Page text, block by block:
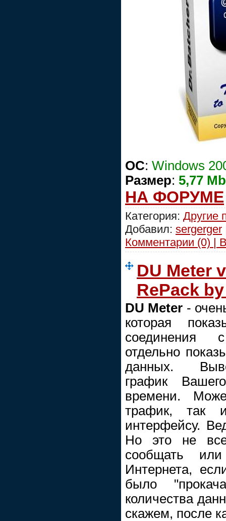
ОС: Windows
Размер: 5,77 Мb
НА ФОРУМЕ
Категория: Другие
Добавил: sergerger
Комментарии (0) |
DU Meter
RePack
DU Meter -
которая
соединения
отдельно
данных.
график
времени.
трафик, так
интерфейсу.
Но это не
сообщать
Интернета,
было
количества
скажем, после